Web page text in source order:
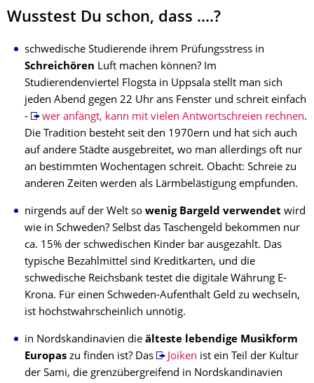
Wusstest Du schon, dass ....?
schwedische Studierende ihrem Prüfungsstress in
Schreichören Luft machen können? Im
Studierendenviertel Flogsta in Uppsala stellt man sich
jeden Abend gegen 22 Uhr ans Fenster und schreit einfach
-
wer anfängt, kann mit vielen Antwortschreien rechnen.
Die Tradition besteht seit den 1970ern und hat sich auch
auf andere Städte ausgebreitet, wo man allerdings oft nur
an bestimmten Wochentagen schreit. Obacht: Schreie zu
anderen Zeiten werden als Lärmbelästigung empfunden.
nirgends auf der Welt so wenig Bargeld verwendet wird
wie in Schweden? Selbst das Taschengeld bekommen nur
ca. 15% der schwedischen Kinder bar ausgezahlt. Das
typische Bezahlmittel sind Kreditkarten, und die
schwedische Reichsbank testet die digitale Währung E-
Krona. Für einen Schweden-Aufenthalt Geld zu wechseln,
ist höchstwahrscheinlich unnötig.
in Nordskandinavien die älteste lebendige Musikform
Europas zu finden ist? Das Joiken ist ein Teil der Kultur
der Sami, die grenzübergreifend in Nordskandinavien